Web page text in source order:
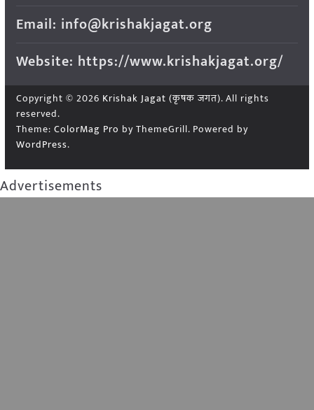
Email: info@krishakjagat.org
Website: https://www.krishakjagat.org/
Copyright © 2026 Krishak Jagat (कृषक जगत). All rights
reserved.
Theme: ColorMag Pro by ThemeGrill. Powered by
WordPress.
Advertisements